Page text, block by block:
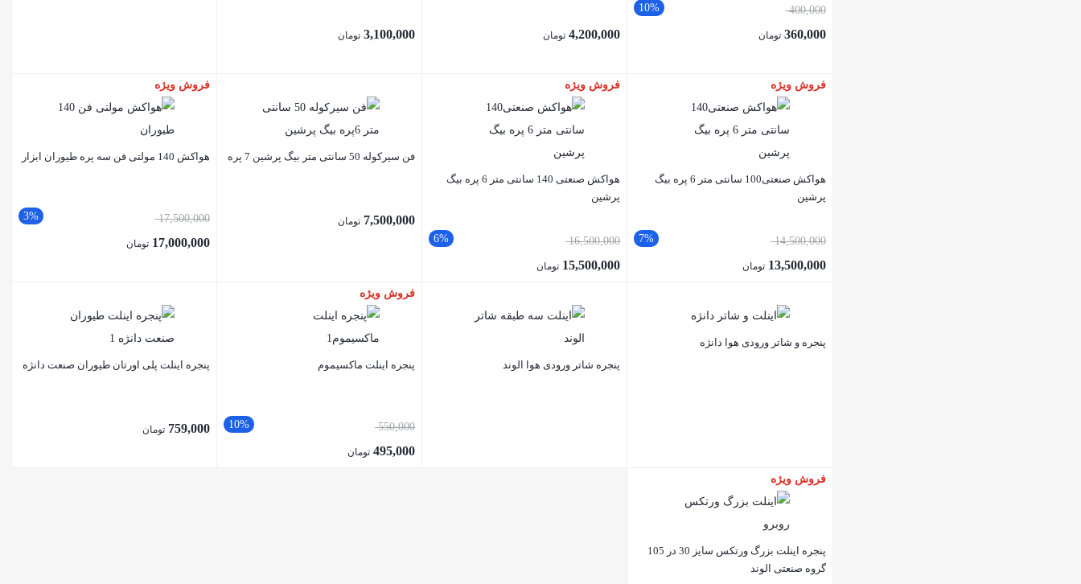
10% 400,000
360,000 تومان 4,200,000 تومان 3,100,000 تومان
فروش ویژه
هواکش صنعتی100 سانتی متر 6 پره بیگ
پرشین
7% 14,500,000
13,500,000 تومان
فروش ویژه
هواکش صنعتی 140 سانتی متر 6 پره بیگ
پرشین
6% 16,500,000
15,500,000 تومان
فن سیرکوله 50 سانتی متر بیگ پرشین 7 پره
7,500,000 تومان
فروش ویژه
هواکش 140 مولتی فن سه پره طیوران ابزار
3% 17,500,000
17,000,000 تومان
پنجره و شاتر ورودی هوا دانژه
پنجره شاتر ورودی هوا الوند
فروش ویژه
پنجره اینلت ماکسیموم
10% 550,000
495,000 تومان
پنجره اینلت پلی اورتان طیوران صنعت دانژه
759,000 تومان
فروش ویژه
پنجره اینلت بزرگ ورتکس سایز 30 در 105
گروه صنعتی الوند